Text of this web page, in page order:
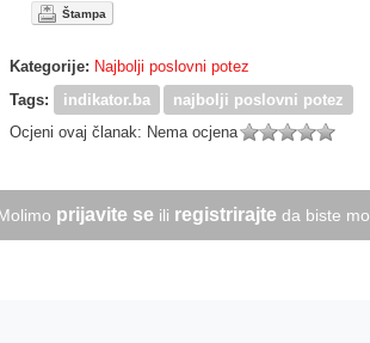
Štampa
Kategorije: Najbolji poslovni potez
Tags:
indikator.ba
najbolji poslovni potez
Ocjeni ovaj članak: Nema ocjena
prijavite se ili registrirajte da biste